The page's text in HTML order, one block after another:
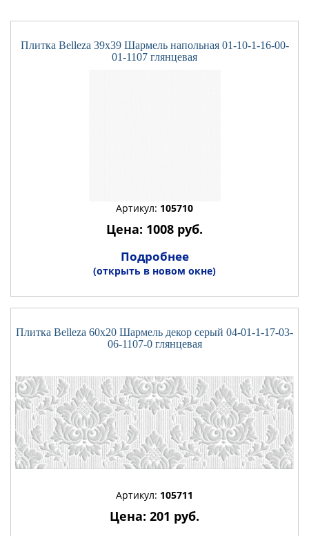
Плитка Belleza 39x39 Шармель напольная 01-10-1-16-00-
01-1107 глянцевая
Артикул: 105710
Цена: 1008 руб.
Подробнее
(открыть в новом окне)
Плитка Belleza 60x20 Шармель декор серый 04-01-1-17-03-
06-1107-0 глянцевая
Артикул: 105711
Цена: 201 руб.